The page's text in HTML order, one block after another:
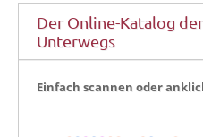
Der Online-Katalog
Unterwegs
Ein­fach scan­nen oder